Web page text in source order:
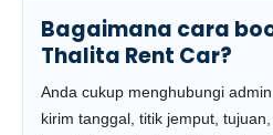
Bagaimana cara
Thalita Rent Car?
Anda cukup menghubungi
kirim tanggal, titik jemput,